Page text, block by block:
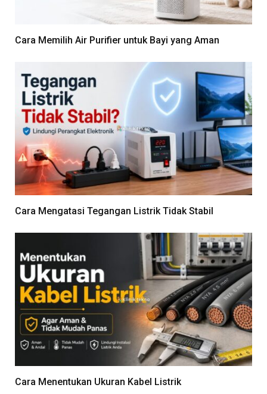
Cara Memilih Air Purifier untuk Bayi yang Aman
Cara Mengatasi Tegangan Listrik Tidak Stabil
Cara Menentukan Ukuran Kabel Listrik